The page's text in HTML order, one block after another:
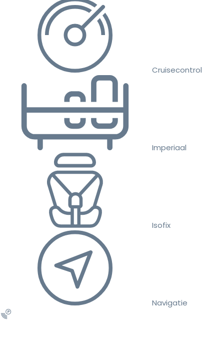
Cruisecontrol
Imperiaal
Isofix
Navigatie